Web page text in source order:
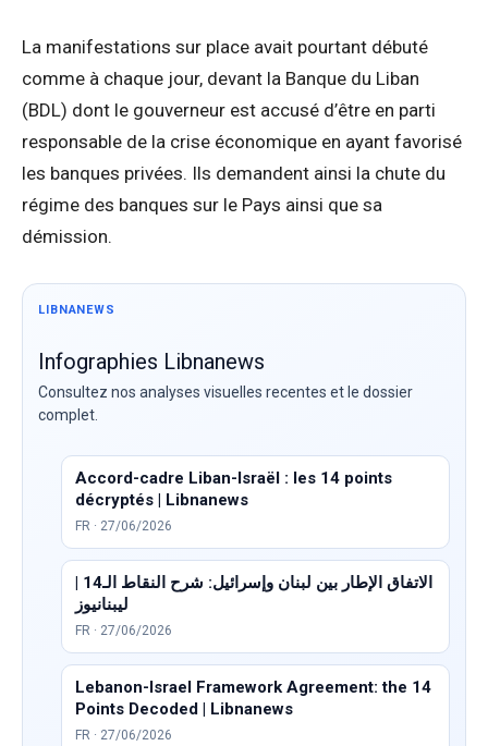
La manifestations sur place avait pourtant débuté
comme à chaque jour, devant la Banque du Liban
(BDL) dont le gouverneur est accusé d’être en parti
responsable de la crise économique en ayant favorisé
les banques privées. Ils demandent ainsi la chute du
régime des banques sur le Pays ainsi que sa
démission.
LIBNANEWS
Infographies Libnanews
Consultez nos analyses visuelles recentes et le dossier
complet.
Accord-cadre Liban-Israël : les 14 points
décryptés | Libnanews
FR · 27/06/2026
ليبنانيوز
FR · 27/06/2026
Lebanon-Israel Framework Agreement: the 14
Points Decoded | Libnanews
FR · 27/06/2026